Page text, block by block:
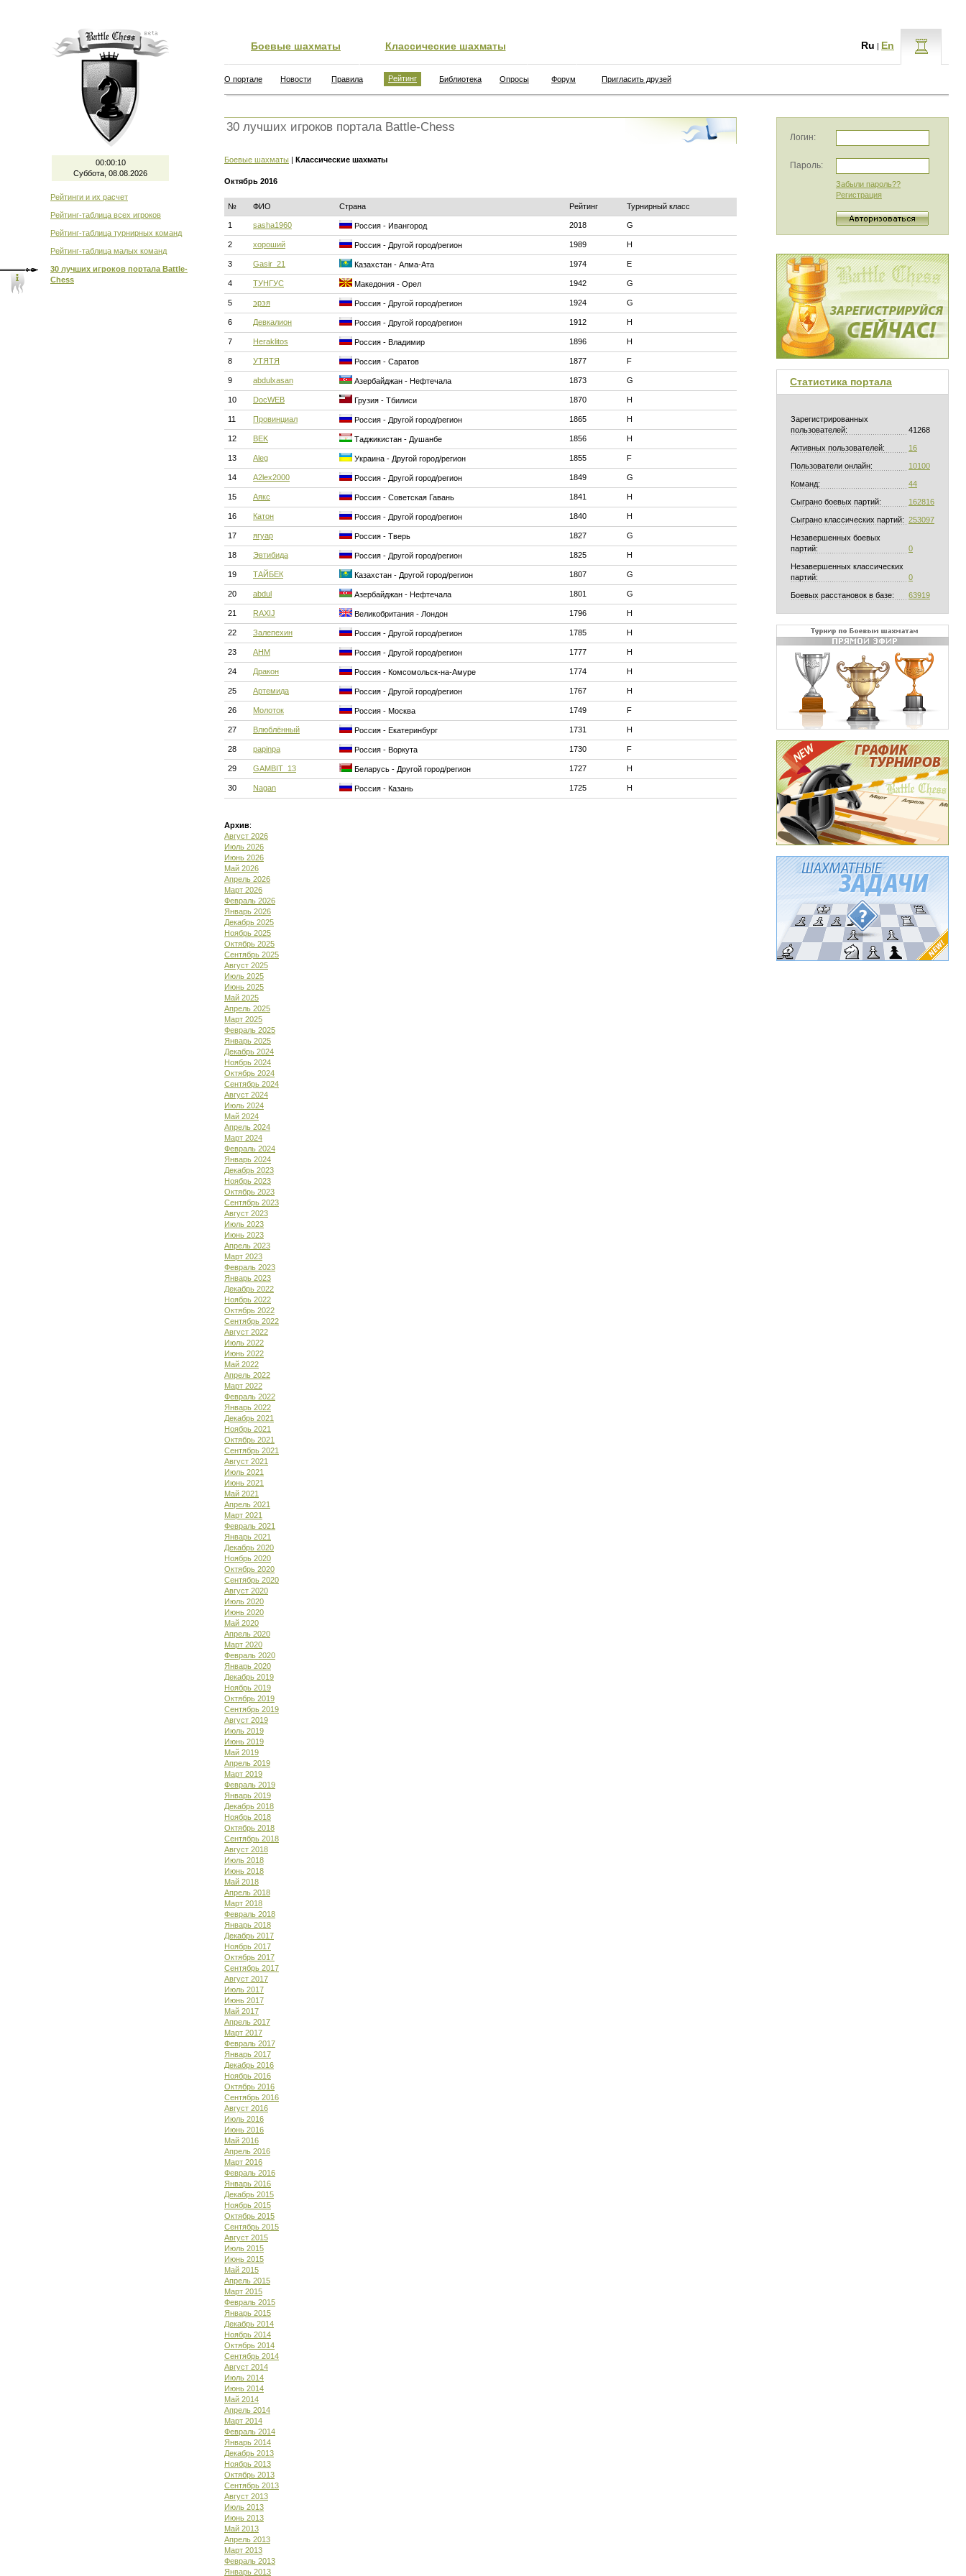
00:00:11
Суббота, 08.08.2026
Рейтинги и их расчет
Рейтинг-таблица всех игроков
Рейтинг-таблица турнирных команд
Рейтинг-таблица малых команд
30 лучших игроков портала Battle-
Chess
Боевые шахматы Классические шахматы Ru | En
О портале Новости Правила Рейтинг Библиотека Опросы Форум Пригласить друзей
30 лучших игроков портала Battle-Chess
Боевые шахматы | Классические шахматы
Октябрь 2016
№ ФИО Страна Рейтинг Турнирный класс
1 sasha1960 Россия - Ивангород 2018 G
2 хороший Россия - Другой город/регион 1989 H
3 Gasir_21 Казахстан - Алма-Ата 1974 E
4 ТУНГУС Македония - Орел 1942 G
5 эрэя Россия - Другой город/регион 1924 G
6 Девкалион Россия - Другой город/регион 1912 H
7 Heraklitos Россия - Владимир 1896 H
8 УТЯТЯ Россия - Саратов 1877 F
9 abdulxasan Азербайджан - Нефтечала 1873 G
10 DocWEB Грузия - Тбилиси 1870 H
11 Провинциал Россия - Другой город/регион 1865 H
12 BEK Таджикистан - Душанбе 1856 H
13 Aleg Украина - Другой город/регион 1855 F
14 A2lex2000 Россия - Другой город/регион 1849 G
15 Аякс Россия - Советская Гавань 1841 H
16 Катон Россия - Другой город/регион 1840 H
17 ягуар Россия - Тверь 1827 G
18 Эвтибида Россия - Другой город/регион 1825 H
19 ТАЙБЕК Казахстан - Другой город/регион 1807 G
20 abdul Азербайджан - Нефтечала 1801 G
21 RAXIJ Великобритания - Лондон 1796 H
22 Залепехин Россия - Другой город/регион 1785 H
23 АНМ Россия - Другой город/регион 1777 H
24 Дракон Россия - Комсомольск-на-Амуре 1774 H
25 Артемида Россия - Другой город/регион 1767 H
26 Молоток Россия - Москва 1749 F
27 Влюблённый Россия - Екатеринбург 1731 H
28 papinpa Россия - Воркута 1730 F
29 GAMBIT_13 Беларусь - Другой город/регион 1727 H
30 Nagan Россия - Казань 1725 H
Архив:
Август 2026
Июль 2026
Июнь 2026
Май 2026
Апрель 2026
Март 2026
Февраль 2026
Январь 2026
Декабрь 2025
Ноябрь 2025
Октябрь 2025
Сентябрь 2025
Август 2025
Июль 2025
Июнь 2025
Май 2025
Апрель 2025
Март 2025
Февраль 2025
Январь 2025
Декабрь 2024
Ноябрь 2024
Октябрь 2024
Сентябрь 2024
Август 2024
Июль 2024
Май 2024
Апрель 2024
Март 2024
Февраль 2024
Январь 2024
Декабрь 2023
Ноябрь 2023
Октябрь 2023
Сентябрь 2023
Август 2023
Июль 2023
Июнь 2023
Апрель 2023
Март 2023
Февраль 2023
Январь 2023
Декабрь 2022
Ноябрь 2022
Октябрь 2022
Сентябрь 2022
Август 2022
Июль 2022
Июнь 2022
Май 2022
Апрель 2022
Март 2022
Февраль 2022
Январь 2022
Декабрь 2021
Ноябрь 2021
Октябрь 2021
Сентябрь 2021
Август 2021
Июль 2021
Июнь 2021
Май 2021
Апрель 2021
Март 2021
Февраль 2021
Январь 2021
Декабрь 2020
Ноябрь 2020
Октябрь 2020
Сентябрь 2020
Август 2020
Июль 2020
Июнь 2020
Май 2020
Апрель 2020
Март 2020
Февраль 2020
Январь 2020
Декабрь 2019
Ноябрь 2019
Октябрь 2019
Сентябрь 2019
Август 2019
Июль 2019
Июнь 2019
Май 2019
Апрель 2019
Март 2019
Февраль 2019
Январь 2019
Декабрь 2018
Ноябрь 2018
Октябрь 2018
Сентябрь 2018
Август 2018
Июль 2018
Июнь 2018
Май 2018
Апрель 2018
Март 2018
Февраль 2018
Январь 2018
Декабрь 2017
Ноябрь 2017
Октябрь 2017
Сентябрь 2017
Август 2017
Июль 2017
Июнь 2017
Май 2017
Апрель 2017
Март 2017
Февраль 2017
Январь 2017
Декабрь 2016
Ноябрь 2016
Октябрь 2016
Сентябрь 2016
Август 2016
Июль 2016
Июнь 2016
Май 2016
Апрель 2016
Март 2016
Февраль 2016
Январь 2016
Декабрь 2015
Ноябрь 2015
Октябрь 2015
Сентябрь 2015
Август 2015
Июль 2015
Июнь 2015
Май 2015
Апрель 2015
Март 2015
Февраль 2015
Январь 2015
Декабрь 2014
Ноябрь 2014
Октябрь 2014
Сентябрь 2014
Август 2014
Июль 2014
Июнь 2014
Май 2014
Апрель 2014
Март 2014
Февраль 2014
Январь 2014
Декабрь 2013
Ноябрь 2013
Октябрь 2013
Сентябрь 2013
Август 2013
Июль 2013
Июнь 2013
Май 2013
Апрель 2013
Март 2013
Февраль 2013
Январь 2013
Логин:
Пароль:
Забыли пароль??
Регистрация
Статистика портала
Зарегистрированных
пользователей:
41268
Активных пользователей: 16
Пользователи онлайн: 10100
Команд: 44
Сыграно боевых партий: 162816
Сыграно классических партий: 253097
Незавершенных боевых
партий:
0
Незавершенных классических
партий:
0
Боевых расстановок в базе: 63919